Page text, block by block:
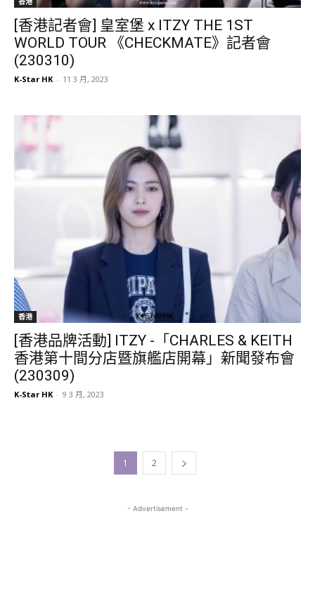
[香港記者會] 皇室堡 x ITZY THE 1ST
WORLD TOUR 《CHECKMATE》記者會
(230310)
K-Star HK - 11 3 月, 2023
香港
[香港品牌活動] ITZY -「CHARLES & KEITH
香港第十間分店暨旗艦店開幕」新聞發布會
(230309)
K-Star HK - 9 3 月, 2023
1 2
- Advertisement -